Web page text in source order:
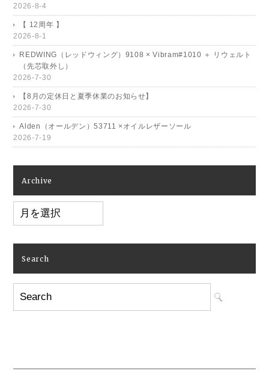
2026-8-4
【 12周年 】
2026-8-1
REDWING（レッドウィング）9108 × Vibram#1010 ＋ リウェルト
（先芯取外し）
2026-7-30
【8月の定休日と夏季休業のお知らせ】
2026-7-30
Alden（オールデン）53711 ×オイルレザーソール
2026-7-19
Archive
Archive
Search